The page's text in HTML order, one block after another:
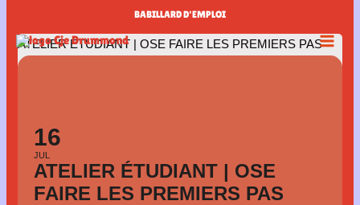
contenu
BABILLARD D'EMPLOI
ATELIER ÉTUDIANT | OSE FAIRE LES PREMIERS PAS
16
JUL
ATELIER ÉTUDIANT | OSE
FAIRE LES PREMIERS PAS